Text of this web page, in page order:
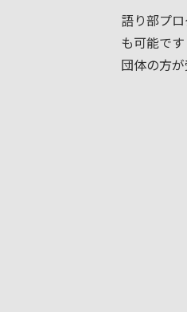
語り部プ
も可能で
団体の方が